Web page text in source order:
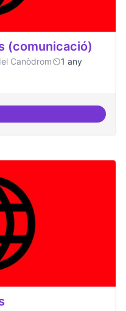
(comunicació)
Canòdrom
1 any
+ residències